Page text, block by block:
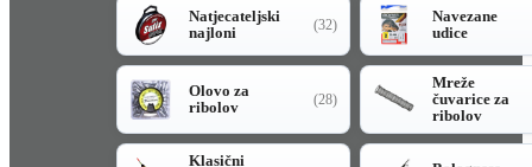
Natjecateljski
najloni
(32)
Navezane
udice
Olovo za
ribolov
(28)
Mreže
čuvarice za
ribolov
Klasični